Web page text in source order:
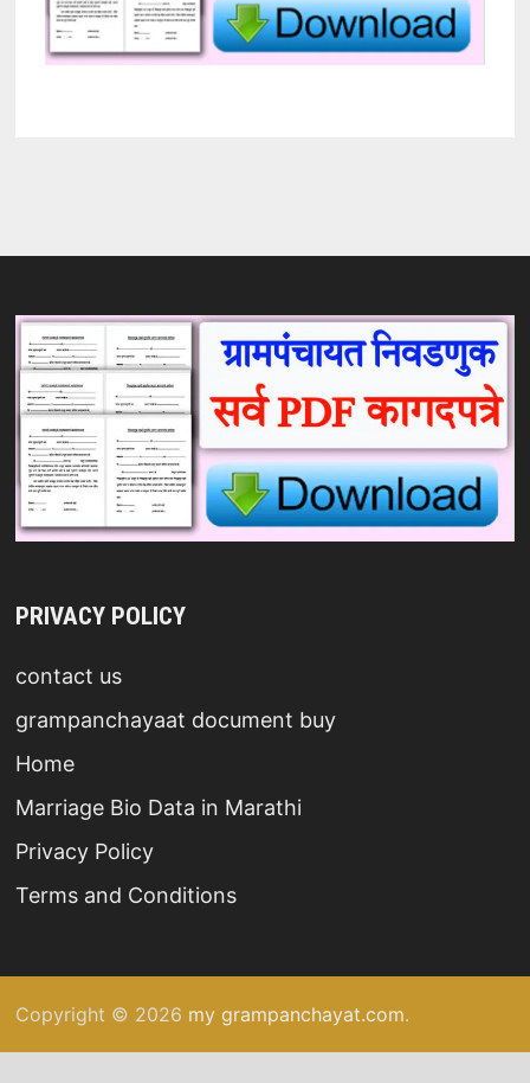
PRIVACY POLICY
contact us
grampanchayaat document buy
Home
Marriage Bio Data in Marathi
Privacy Policy
Terms and Conditions
Copyright © 2026 my grampanchayat.com.